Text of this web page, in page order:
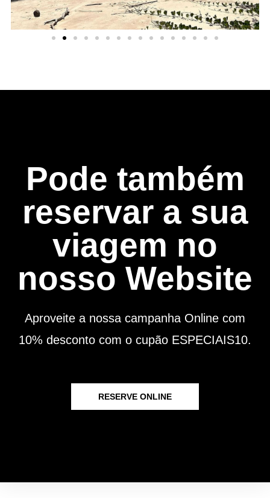
Pode também
reservar a sua
viagem no
nosso Website
Aproveite a nossa campanha Online com
10% desconto com o cupão ESPECIAIS10.
RESERVE ONLINE